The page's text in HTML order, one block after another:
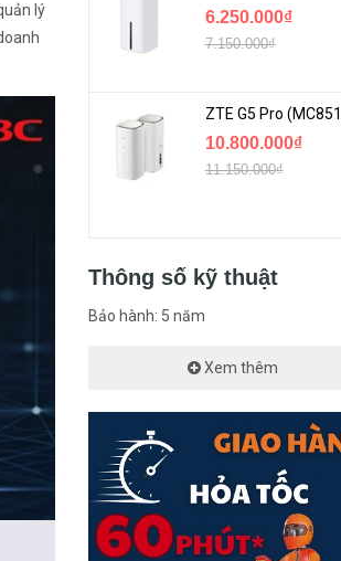
lý
6.250.000₫
7.150.000₫
10.800.000₫
11.150.000₫
Thông số kỹ thuật
Bảo hành: 5 năm
Xem thêm